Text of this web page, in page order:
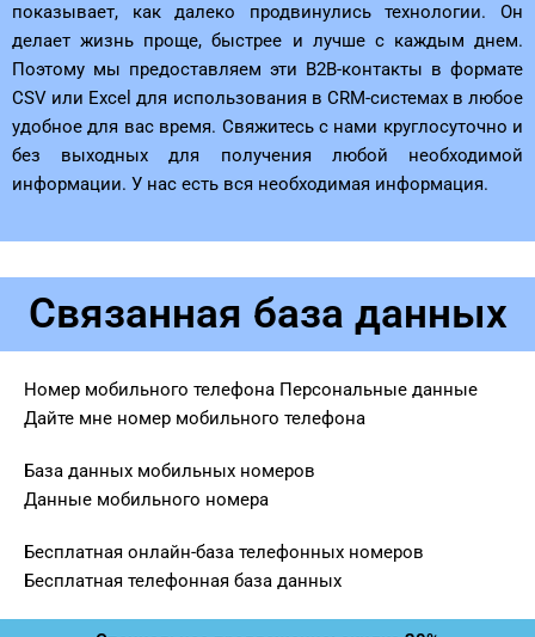
показывает, как далеко продвинулись технологии. Он
делает жизнь проще, быстрее и лучше с каждым днем.
Поэтому мы предоставляем эти B2B-контакты в формате
CSV или Excel для использования в CRM-системах в любое
удобное для вас время. Свяжитесь с нами круглосуточно и
без выходных для получения любой необходимой
информации. У нас есть вся необходимая информация.
Связанная база данных
Номер мобильного телефона Персональные данные
Дайте мне номер мобильного телефона
База данных мобильных номеров
Данные мобильного номера
Бесплатная онлайн-база телефонных номеров
Бесплатная телефонная база данных